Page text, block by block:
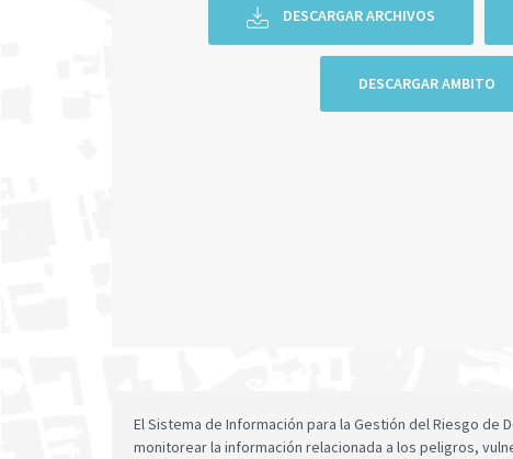
DESCARGAR ARCHIVOS
DESCARGAR AMBITO
El Sistema de Información para la Gestión del Riesgo de
monitorear la información relacionada a los peligros,